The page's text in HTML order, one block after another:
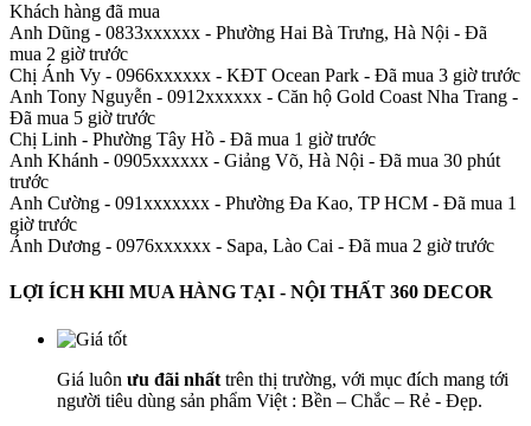
Khách hàng đã mua
Anh Dũng - 0833xxxxxx - Phường Hai Bà Trưng, Hà Nội - Đã
mua 2 giờ trước
Chị Ánh Vy - 0966xxxxxx - KĐT Ocean Park - Đã mua 3 giờ trước
Anh Tony Nguyễn - 0912xxxxxx - Căn hộ Gold Coast Nha Trang -
Đã mua 5 giờ trước
Chị Linh - Phường Tây Hồ - Đã mua 1 giờ trước
Anh Khánh - 0905xxxxxx - Giảng Võ, Hà Nội - Đã mua 30 phút
trước
Anh Cường - 091xxxxxxx - Phường Đa Kao, TP HCM - Đã mua 1
giờ trước
Ánh Dương - 0976xxxxxx - Sapa, Lào Cai - Đã mua 2 giờ trước
LỢI ÍCH KHI MUA HÀNG TẠI - NỘI THẤT 360 DECOR
Giá luôn ưu đãi nhất trên thị trường, với mục đích mang tới
người tiêu dùng sản phẩm Việt : Bền – Chắc – Rẻ - Đẹp.